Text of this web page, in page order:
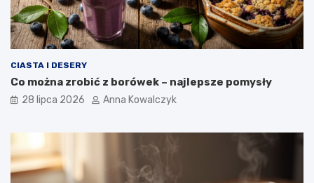
CIASTA I DESERY
Co można zrobić z borówek – najlepsze pomysły
28 lipca 2026 Anna Kowalczyk